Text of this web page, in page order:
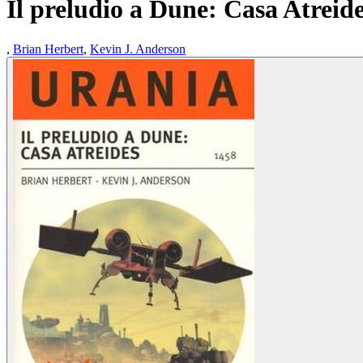
Il preludio a Dune: Casa
, Brian Herbert, Kevin J. Anderson